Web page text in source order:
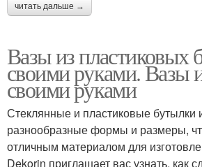
читать дальше →
Вазы из пластиковых
своими руками. Вазы
своими руками
Стеклянные и пластиковые
разнообразные формы и размеры,
отличным материалом для
Dekorin приглашает вас узнать, как